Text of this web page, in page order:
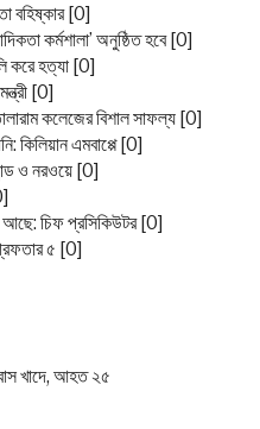
বহিষ্কার [0]
কর্মশালা’ অনুষ্ঠিত হবে [0]
করে হত্যা [0]
[0]
কলেজের বিশাল সাফল্য [0]
কিলিয়ান এমবাপ্পে [0]
ও নরওয়ে [0]
আছে: চিফ প্রসিকিউটর [0]
৫ [0]